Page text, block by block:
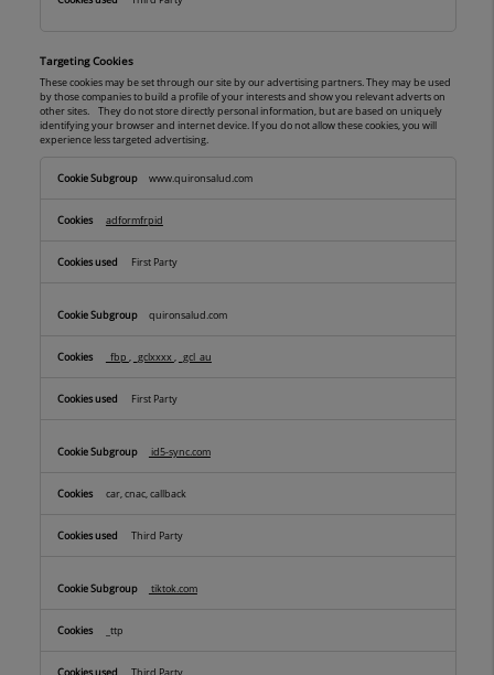
Targeting Cookies
These cookies may be set through our site by our advertising partners. They may be used
by those companies to build a profile of your interests and show you relevant adverts on
other sites. They do not store directly personal information, but are based on uniquely
identifying your browser and internet device. If you do not allow these cookies, you will
experience less targeted advertising.
Cookies
www.quironsalud.com
adformfrpid
First Party
quironsalud.com
_fbp , _gclxxxx, _gcl_au
First Party
id5-sync.com
car, cnac, callback
Third Party
tiktok.com
_ttp
Third Party